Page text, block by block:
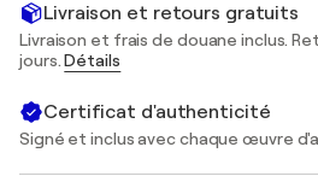
Livraison et retours gratuits
Livraison et frais de douane inclus.
jours.Détails
Certificat d'authenticité
Signé et inclus avec chaque œuvre